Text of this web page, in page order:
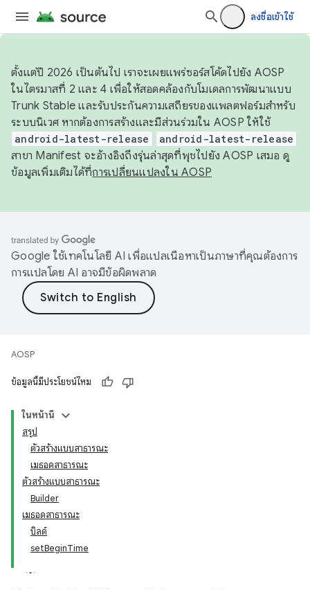
ลงชื่อเข้าใช้
ตั้งแต่ปี 2026 เป็นต้นไป เราจะเผยแพร่ซอร์สโค้ดไปยัง AOSP
ในไตรมาสที่ 2 และ 4 เพื่อให้สอดคล้องกับโมเดลการพัฒนาแบบ
Trunk Stable และรับประกันความเสถียรของแพลตฟอร์มสำหรับ
ระบบนิเวศ หากต้องการสร้างและมีส่วนร่วมใน AOSP ให้ใช้
android-latest-release android-latest-release
สาขา Manifest จะอ้างอิงถึงรุ่นล่าสุดที่พุชไปยัง AOSP เสมอ ดู
ข้อมูลเพิ่มเติมได้ที่การเปลี่ยนแปลงใน AOSP
Google ใช้เทคโนโลยี AI เพื่อแปลเนื้อหาเป็นภาษาที่คุณต้องการ
การแปลโดย AI อาจมีข้อผิดพลาด
AOSP
ข้อมูลนี้มีประโยชน์ไหม
ในหน้านี้
สรุป
ตัวสร้างแบบสาธารณะ
เมธอดสาธารณะ
ตัวสร้างแบบสาธารณะ
Builder
เมธอดสาธารณะ
บิลด์
setBeginTime